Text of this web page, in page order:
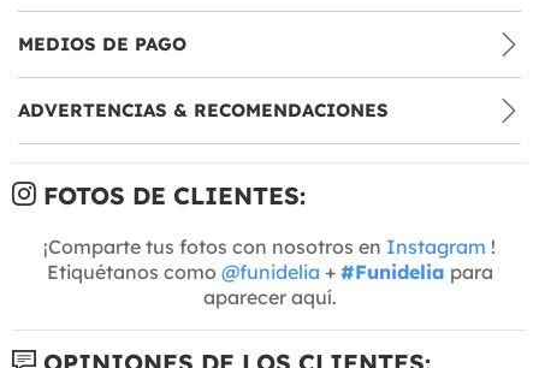
MEDIOS DE PAGO
ADVERTENCIAS & RECOMENDACIONES
FOTOS DE CLIENTES:
¡Comparte tus fotos con nosotros en Instagram !
Etiquétanos como @funidelia + #Funidelia para
aparecer aquí.